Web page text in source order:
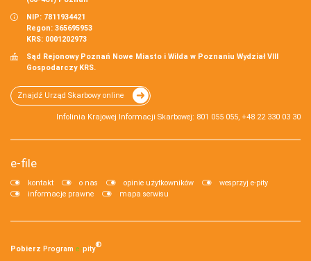
NIP: 7811934421
Regon: 365695953
KRS: 0001202973
Sąd Rejonowy Poznań Nowe Miasto i Wilda w Poznaniu Wydział VIII
Gospodarczy KRS.
Znajdź Urząd Skarbowy online
Infolinia Krajowej Informacji Skarbowej: 801 055 055, +48 22 330 03 30
e-file
kontakt o nas opinie użytkowników
wesprzyj e-pity
informacje prawne
mapa serwisu
Pobierz Program e‑pity®